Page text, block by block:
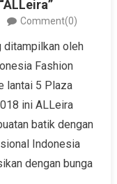
Comment(0)
ditampilkan oleh
Fashion
lantai 5 Plaza
ini ALLeira
batik dengan
Indonesia
dengan bunga